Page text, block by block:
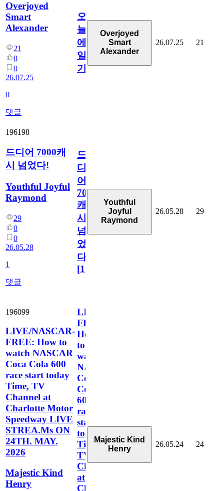
Overjoyed
Smart
Alexander
21
0
0
26.07.25
0
댓글
오
늘
에
일
기
Overjoyed
Smart
Alexander
26.07.25 21
196198
드디어 7000캐
시 넘었다!
Youthful Joyful
Raymond
29
0
0
26.05.28
1
댓글
드
디
어
7000
캐
시
넘
었
다!
[1]
Youthful
Joyful
Raymond
26.05.28 29
196099
LIVE/NASCAR-
FREE: How to
watch NASCAR
Coca Cola 600
race start today
Time, TV
Channel at
Charlotte Motor
Speedway LIVE
STREA.Ms ON
24TH. MAY.
2026
Majestic Kind
Henry
LIVE/NASCAR-
FREE:
How
to
watch
NASCAR
Coca
Cola
600
race
start
today
Time,
TV
Channel
at
Charlotte
Majestic Kind
Henry
26.05.24 24